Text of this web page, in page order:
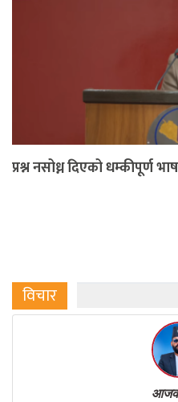
प्रश्न नसोध्न दिएको धम्कीपूर्ण
विचार